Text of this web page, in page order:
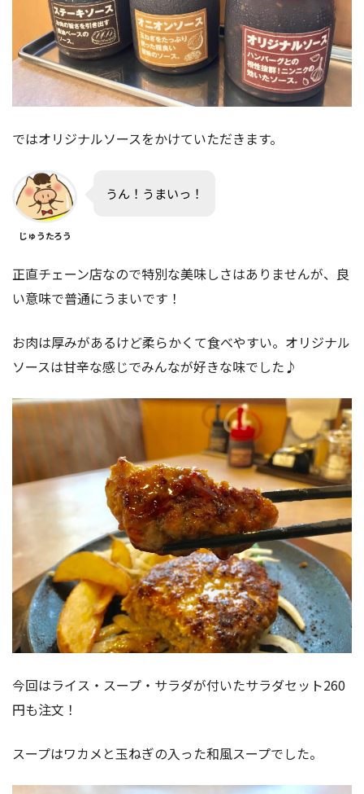
ではオリジナルソースをかけていただきます。
じゅうたろう
うん！うまいっ！
正直チェーン店なので特別な美味しさはありませんが、良
い意味で普通にうまいです！
お肉は厚みがあるけど柔らかくて食べやすい。オリジナル
ソースは甘辛な感じでみんなが好きな味でした♪
今回はライス・スープ・サラダが付いたサラダセット260
円も注文！
スープはワカメと玉ねぎの入った和風スープでした。